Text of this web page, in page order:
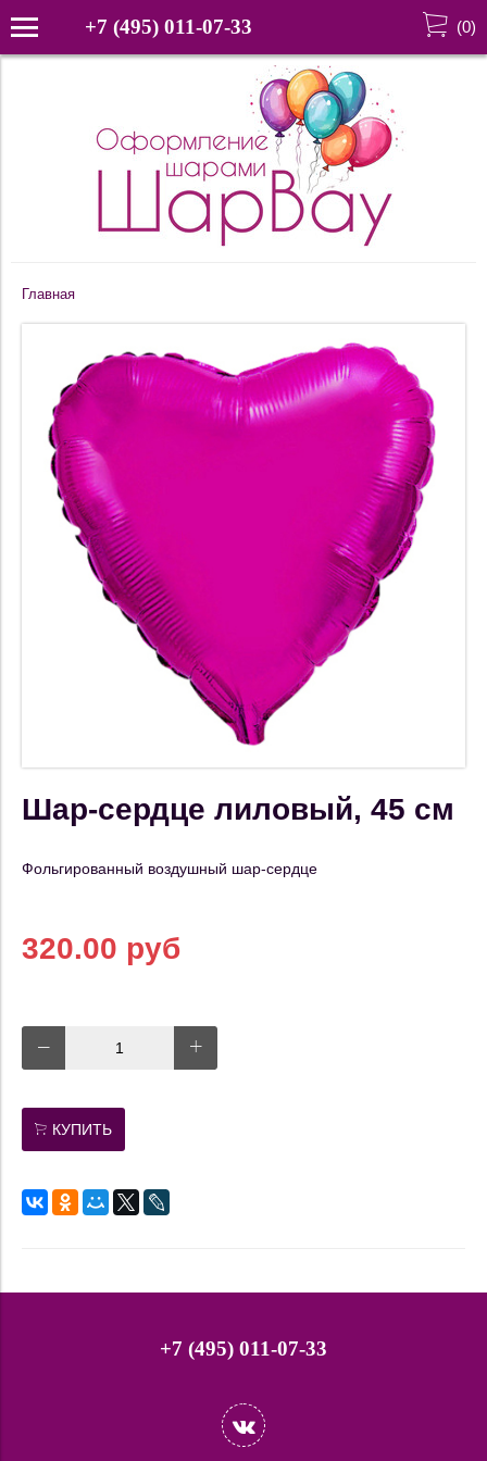
+7 (495) 011-07-33 (0)
Главная
Шар-сердце лиловый, 45 см
Фольгированный воздушный шар-сердце
320.00 руб
КУПИТЬ
+7 (495) 011-07-33